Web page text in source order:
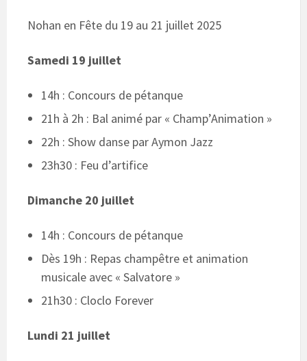
Nohan en Fête du 19 au 21 juillet 2025
Samedi 19 juillet
14h : Concours de pétanque
21h à 2h : Bal animé par « Champ’Animation »
22h : Show danse par Aymon Jazz
23h30 : Feu d’artifice
Dimanche 20 juillet
14h : Concours de pétanque
Dès 19h : Repas champêtre et animation
musicale avec « Salvatore »
21h30 : Cloclo Forever
Lundi 21 juillet